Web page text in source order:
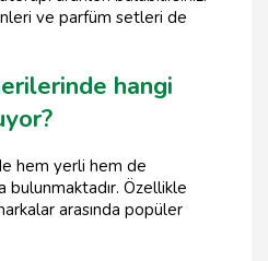
ve parfüm setleri de
hangi
hem yerli hem de
bulunmaktadır. Özellikle
arasında popüler